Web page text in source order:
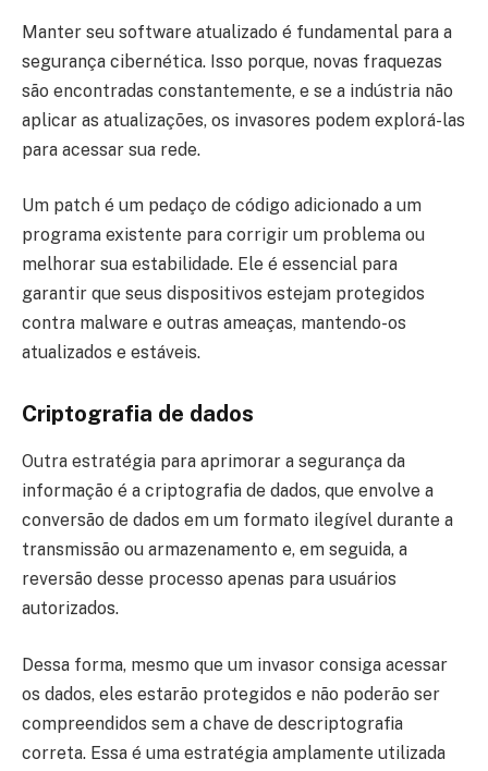
Manter seu software atualizado é fundamental para a
segurança cibernética. Isso porque, novas fraquezas
são encontradas constantemente, e se a indústria não
aplicar as atualizações, os invasores podem explorá-las
para acessar sua rede.
Um patch é um pedaço de código adicionado a um
programa existente para corrigir um problema ou
melhorar sua estabilidade. Ele é essencial para
garantir que seus dispositivos estejam protegidos
contra malware e outras ameaças, mantendo-os
atualizados e estáveis.
Criptografia de dados
Outra estratégia para aprimorar a segurança da
informação é a criptografia de dados, que envolve a
conversão de dados em um formato ilegível durante a
transmissão ou armazenamento e, em seguida, a
reversão desse processo apenas para usuários
autorizados.
Dessa forma, mesmo que um invasor consiga acessar
os dados, eles estarão protegidos e não poderão ser
compreendidos sem a chave de descriptografia
correta. Essa é uma estratégia amplamente utilizada